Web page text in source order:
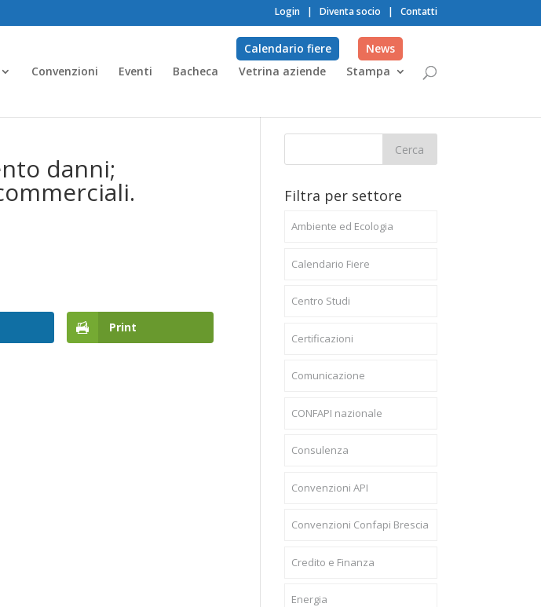
Login | Diventa socio | Contatti
Convenzioni Eventi Bacheca Vetrina aziende Stampa
Calendario fiere News
danni;
Print
Filtra per settore
Ambiente ed Ecologia
Calendario Fiere
Centro Studi
Certificazioni
Comunicazione
CONFAPI nazionale
Consulenza
Convenzioni API
Convenzioni Confapi Brescia
Credito e Finanza
Energia